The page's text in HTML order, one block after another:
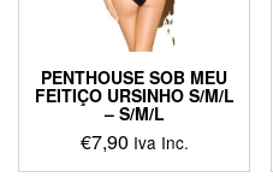
PENTHOUSE SOB MEU
FEITIÇO URSINHO S/M/L
– S/M/L
€7,90 Iva Inc.
This